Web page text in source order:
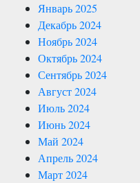
Январь 2025
Декабрь 2024
Ноябрь 2024
Октябрь 2024
Сентябрь 2024
Август 2024
Июль 2024
Июнь 2024
Май 2024
Апрель 2024
Март 2024